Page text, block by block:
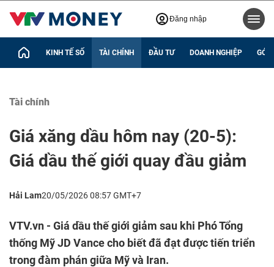
Đăng nhập
KINH TẾ SỐ TÀI CHÍNH ĐẦU TƯ DOANH NGHIỆP GÓC
Tài chính
Giá xăng dầu hôm nay (20-5):
Giá dầu thế giới quay đầu giảm
Hải Lam20/05/2026 08:57 GMT+7
VTV.vn - Giá dầu thế giới giảm sau khi Phó Tổng
thống Mỹ JD Vance cho biết đã đạt được tiến triển
trong đàm phán giữa Mỹ và Iran.